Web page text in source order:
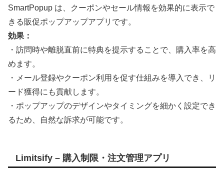
SmartPopup は、クーポンやセール情報を効果的に表示で
きる販促ポップアップアプリです。
効果：
・訪問時や離脱直前に特典を提示することで、購入率を高
めます。
・メール登録やクーポン利用を促す仕組みを導入でき、リ
ード獲得にも貢献します。
・ポップアップのデザインやタイミングを細かく設定でき
るため、自然な訴求が可能です。
Limitsify – 購入制限・注文管理アプリ